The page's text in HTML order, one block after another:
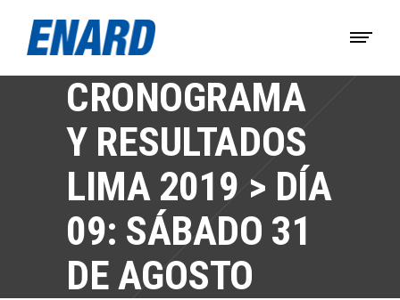
CRONOGRAMA
Y RESULTADOS
LIMA 2019 > DÍA
09: SÁBADO 31
DE AGOSTO